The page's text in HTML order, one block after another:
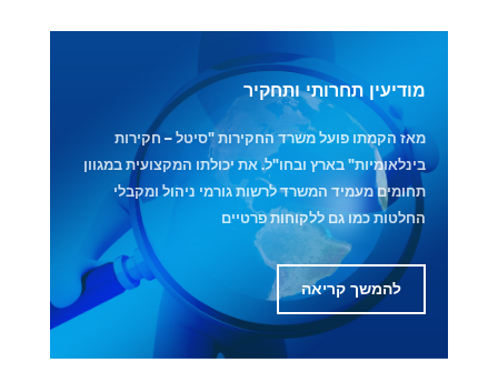
מודיעין תחרותי ותחקיר
מאז הקמתו פועל משרד החקירות "סיטל – חקירות
בינלאומיות" בארץ ובחו"ל. את יכולתו המקצועית במגוון
תחומים מעמיד המשרד לרשות גורמי ניהול ומקבלי
החלטות כמו גם ללקוחות פרטיים
להמשך קריאה